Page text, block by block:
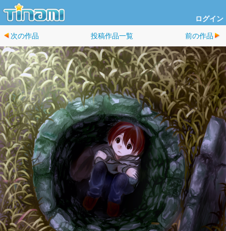
ログイン
次の作品 投稿作品一覧 前の作品